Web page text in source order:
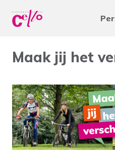
Voor vrijwilligers
Voor verwijzers
Over Cello
Waar kunnen
helpen?
Veelgebruikte zoektermen
Maak jij het